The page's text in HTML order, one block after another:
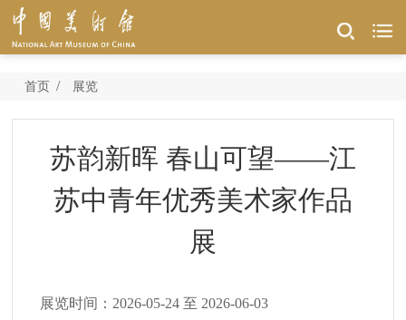
首页 / 展览
苏韵新晖 春山可望——江
苏中青年优秀美术家作品
展
展览时间： 2026-05-24 至 2026-06-03